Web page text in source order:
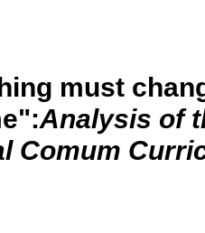
must
Analysis of
Comum